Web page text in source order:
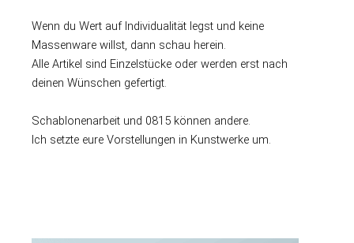
Wenn du Wert auf Individualität legst und keine
Massenware willst, dann schau herein.
Alle Artikel sind Einzelstücke oder werden erst nach
deinen Wünschen gefertigt.
Schablonenarbeit und 0815 können andere.
Ich setzte eure Vorstellungen in Kunstwerke um.